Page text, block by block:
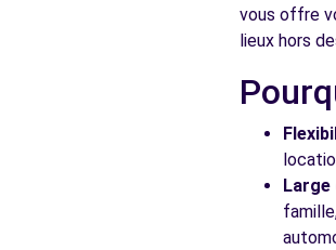
Free2Move Rent - GARAGE PETIT -
AVENUE FRANCOIS MITTERRAND -
vous offre
lieux hors
Large